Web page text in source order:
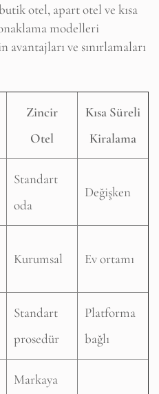
otel, apart otel ve kısa
modelleri
avantajları ve sınırlamaları
Zincir
Otel
Kısa Süreli
Kiralama
Standart
oda
Değişken
Kurumsal Ev ortamı
Standart
prosedür
Platforma
bağlı
Markaya